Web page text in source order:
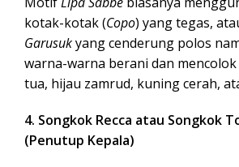
kotak-kotak (Copo) yang tegas,
Garusukyang cenderung polos
warna-warna berani dan
tua, hijau zamrud, kuning cerah,
4. Songkok Recca atau Songkok
(Penutup Kepala)